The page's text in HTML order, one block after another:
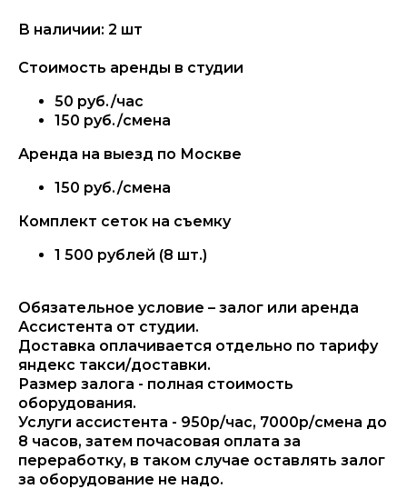
В наличии: 2 шт
Стоимость аренды в студии
50 руб./час
150 руб./смена
Аренда на выезд по Москве
150 руб./смена
Комплект сеток на съемку
1 500 рублей (8 шт.)
Обязательное условие – залог или аренда
Ассистента от студии.
Доставка оплачивается отдельно по тарифу
яндекс такси/доставки.
Размер залога - полная стоимость
оборудования.
Услуги ассистента - 950р/час, 7000р/смена до
8 часов, затем почасовая оплата за
переработку, в таком случае оставлять залог
за оборудование не надо.